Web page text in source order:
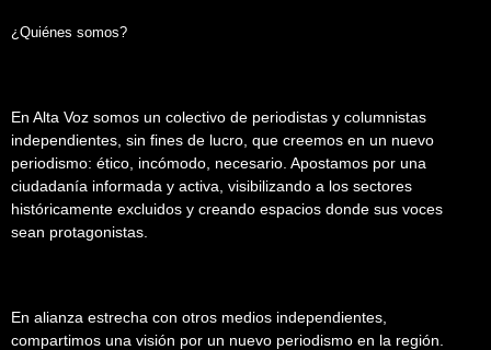
¿Quiénes somos?
En Alta Voz somos un colectivo de periodistas y columnistas
independientes, sin fines de lucro, que creemos en un nuevo
periodismo: ético, incómodo, necesario. Apostamos por una
ciudadanía informada y activa, visibilizando a los sectores
históricamente excluidos y creando espacios donde sus voces
sean protagonistas.
En alianza estrecha con otros medios independientes,
compartimos una visión por un nuevo periodismo en la región.